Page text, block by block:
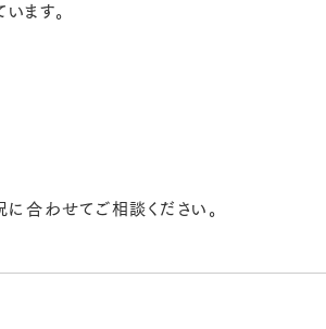
ます。
合わせてご相談ください。